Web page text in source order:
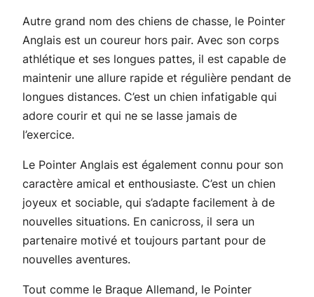
Autre grand nom des chiens de chasse, le Pointer
Anglais est un coureur hors pair. Avec son corps
athlétique et ses longues pattes, il est capable de
maintenir une allure rapide et régulière pendant de
longues distances. C’est un chien infatigable qui
adore courir et qui ne se lasse jamais de
l’exercice.
Le Pointer Anglais est également connu pour son
caractère amical et enthousiaste. C’est un chien
joyeux et sociable, qui s’adapte facilement à de
nouvelles situations. En canicross, il sera un
partenaire motivé et toujours partant pour de
nouvelles aventures.
Tout comme le Braque Allemand, le Pointer